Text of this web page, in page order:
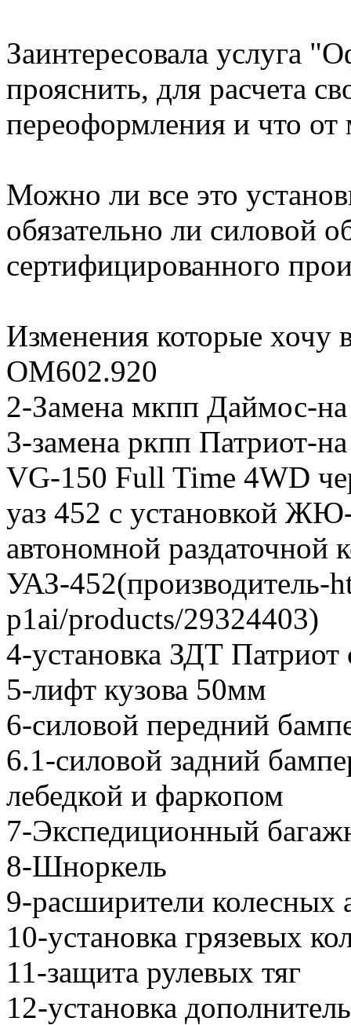
Заинтересовала услуга
прояснить, для расчета
переоформления и что от
Можно ли все это
обязательно ли силовой
сертифицированного
Изменения которые хочу
ОМ602.920
2-Замена мкпп Даймос-
3-замена ркпп Патриот-
VG-150 Full Time 4WD
уаз 452 с установкой
автономной раздаточной
УАЗ-452(производитель-
p1ai/products/29324403)
4-установка ЗДТ Патриот
5-лифт кузова 50мм
6-силовой передний
6.1-силовой задний
лебедкой и фаркопом
7-Экспедиционный
8-Шноркель
9-расширители колесных
10-установка грязевых
11-защита рулевых тяг
12-установка